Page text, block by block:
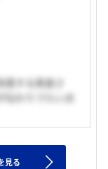
する素直さ
伝わりづらい点
見る